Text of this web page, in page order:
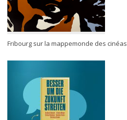
Fribourg sur la mappemonde des